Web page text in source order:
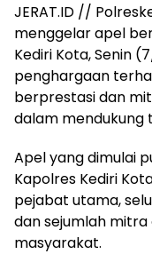
JERAT.ID //
menggelar apel
Kediri Kota, Senin
penghargaan
berprestasi dan
dalam mendukung
Apel yang dimulai
Kapolres Kediri
pejabat utama,
dan sejumlah
masyarakat.